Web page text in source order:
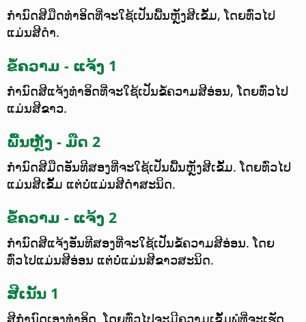
ກຳນົດສີມືດທຳອິດທີ່ຈະໃຊ້ເປັນພື້ນຫຼັງສີເຂັ້ມ, ໂດຍທົ່ວໄປ
ແມ່ນສີດຳ.
ຂໍ້ຄວາມ - ແຈ້ງ 1
ກຳນົດສີແຈ້ງທຳອິດທີ່ຈະໃຊ້ເປັນຂໍ້ຄວາມສີອ່ອນ, ໂດຍທົ່ວໄປ
ແມ່ນສີຂາວ.
ພື້ນຫຼັງ - ມືດ 2
ກຳນົດສີມືດອັນທີສອງທີ່ຈະໃຊ້ເປັນພື້ນຫຼັງສີເຂັ້ມ. ໂດຍທົ່ວໄປ
ແມ່ນສີເຂັ້ມ ແຕ່ບໍ່ແມ່ນສີດຳສະນິດ.
ຂໍ້ຄວາມ - ແຈ້ງ 2
ກຳນົດສີແຈ້ງອັນທີສອງທີ່ຈະໃຊ້ເປັນຂໍ້ຄວາມສີອ່ອນ. ໂດຍ
ທົ່ວໄປແມ່ນສີອ່ອນ ແຕ່ບໍ່ແມ່ນສີຂາວສະນິດ.
ສີເນັ້ນ 1
ສີກຳນົດເອງທຳອິດ. ໂດຍທົ່ວໄປຈະມີຄວາມເຂັ້ມພໍທີ່ຈະເຮັດ